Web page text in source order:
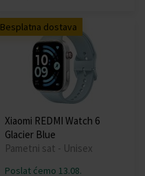
Besplatna dostava
Xiaomi REDMI Watch 6
Glacier Blue
Pametni sat - Unisex
Poslat ćemo 13.08.